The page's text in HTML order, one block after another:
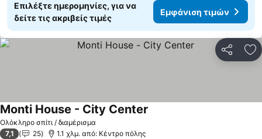
Επιλέξτε ημερομηνίες, για να
δείτε τις ακριβείς τιμές
Εμφάνιση τιμών
Ολόκληρο σπίτι / διαμέρισμα
Monti House - City Center
7,1 25 1.1 χλμ. από: Κέντρο πόλης